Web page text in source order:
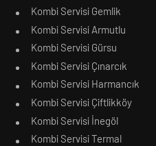
Kombi Servisi Gemlik
Kombi Servisi Armutlu
Kombi Servisi Gürsu
Kombi Servisi Çınarcık
Kombi Servisi Harmancık
Kombi Servisi Çiftlikköy
Kombi Servisi İnegöl
Kombi Servisi Termal